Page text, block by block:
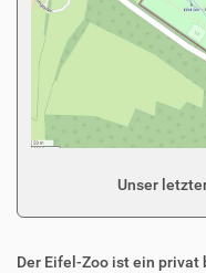
Unser
Der Eifel-Zoo ist ein